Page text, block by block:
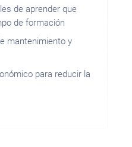
de aprender que
de formación
mantenimiento y
para reducir la